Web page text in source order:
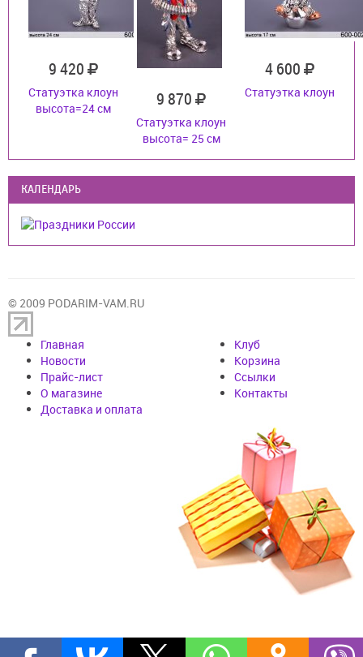
9 420
Статуэтка клоун
высота=24 см
9 870
Статуэтка клоун
высота= 25 см
4 600
Статуэтка клоун
КАЛЕНДАРЬ
© 2009 PODARIM-VAM.RU
Главная
Новости
Прайс-лист
О магазине
Доставка и оплата
Клуб
Корзина
Cсылки
Контакты